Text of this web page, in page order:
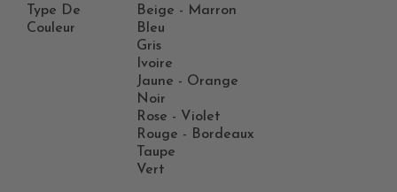
Type De
Couleur
Beige - Marron
Bleu
Gris
Ivoire
Jaune - Orange
Noir
Rose - Violet
Rouge - Bordeaux
Taupe
Vert